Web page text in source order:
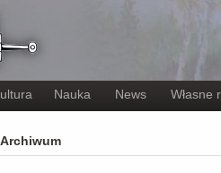
Nauka News Własne